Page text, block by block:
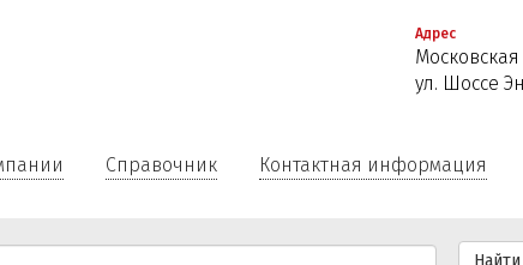
Адрес
ул. Шоссе
Справочник Контактная информация
Найти